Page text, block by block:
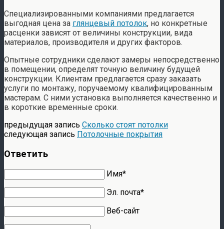
Специализированными компаниями предлагается
выгодная цена за глянцевый потолок, но конкретные
расценки зависят от величины конструкции, вида
материалов, производителя и других факторов.
Опытные сотрудники сделают замеры непосредственно
в помещении, определят точную величину будущей
конструкции. Клиентам предлагается сразу заказать
услуги по монтажу, поручаемому квалифицированным
мастерам. С ними установка выполняется качественно и
в короткие временные сроки.
предыдущая запись Сколько стоят потолки
следующая запись Потолочные покрытия
Ответить
Имя*
Эл. почта*
Веб-сайт